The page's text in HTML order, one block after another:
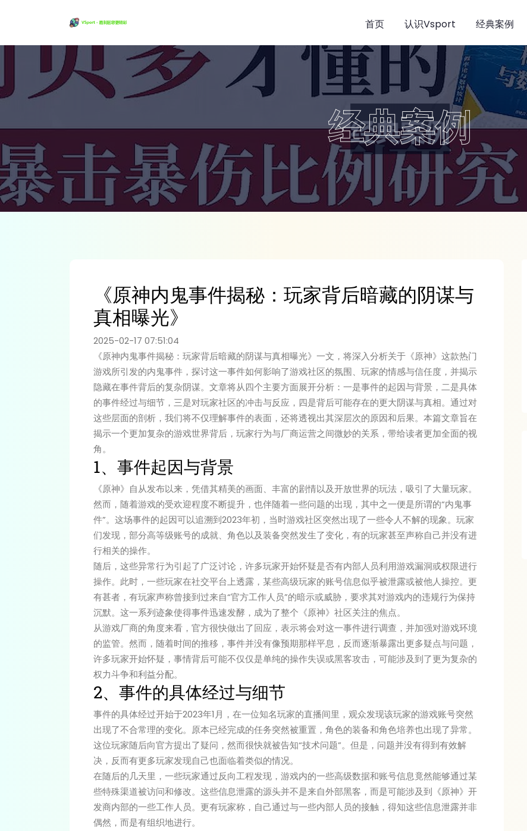
首页 认识Vsport 经典案例
经典案例
《原神内鬼事件揭秘：玩家背后暗藏的阴谋与
真相曝光》
2025-02-17 07:51:04
《原神内鬼事件揭秘：玩家背后暗藏的阴谋与真相曝光》一文，将深入分析关于《原神》这款热门
游戏所引发的内鬼事件，探讨这一事件如何影响了游戏社区的氛围、玩家的情感与信任度，并揭示
隐藏在事件背后的复杂阴谋。文章将从四个主要方面展开分析：一是事件的起因与背景，二是具体
的事件经过与细节，三是对玩家社区的冲击与反应，四是背后可能存在的更大阴谋与真相。通过对
这些层面的剖析，我们将不仅理解事件的表面，还将透视出其深层次的原因和后果。本篇文章旨在
揭示一个更加复杂的游戏世界背后，玩家行为与厂商运营之间微妙的关系，带给读者更加全面的视
角。
1、事件起因与背景
《原神》自从发布以来，凭借其精美的画面、丰富的剧情以及开放世界的玩法，吸引了大量玩家。
然而，随着游戏的受欢迎程度不断提升，也伴随着一些问题的出现，其中之一便是所谓的“内鬼事
件”。这场事件的起因可以追溯到2023年初，当时游戏社区突然出现了一些令人不解的现象。玩家
们发现，部分高等级账号的成就、角色以及装备突然发生了变化，有的玩家甚至声称自己并没有进
行相关的操作。
随后，这些异常行为引起了广泛讨论，许多玩家开始怀疑是否有内部人员利用游戏漏洞或权限进行
操作。此时，一些玩家在社交平台上透露，某些高级玩家的账号信息似乎被泄露或被他人操控。更
有甚者，有玩家声称曾接到过来自“官方工作人员”的暗示或威胁，要求其对游戏内的违规行为保持
沉默。这一系列迹象使得事件迅速发酵，成为了整个《原神》社区关注的焦点。
从游戏厂商的角度来看，官方很快做出了回应，表示将会对这一事件进行调查，并加强对游戏环境
的监管。然而，随着时间的推移，事件并没有像预期那样平息，反而逐渐暴露出更多疑点与问题，
许多玩家开始怀疑，事情背后可能不仅仅是单纯的操作失误或黑客攻击，可能涉及到了更为复杂的
权力斗争和利益分配。
2、事件的具体经过与细节
事件的具体经过开始于2023年1月，在一位知名玩家的直播间里，观众发现该玩家的游戏账号突然
出现了不合常理的变化。原本已经完成的任务突然被重置，角色的装备和角色培养也出现了异常。
这位玩家随后向官方提出了疑问，然而很快就被告知“技术问题”。但是，问题并没有得到有效解
决，反而有更多玩家发现自己也面临着类似的情况。
在随后的几天里，一些玩家通过反向工程发现，游戏内的一些高级数据和账号信息竟然能够通过某
些特殊渠道被访问和修改。这些信息泄露的源头并不是来自外部黑客，而是可能涉及到《原神》开
发商内部的一些工作人员。更有玩家称，自己通过与一些内部人员的接触，得知这些信息泄露并非
偶然，而是有组织地进行。